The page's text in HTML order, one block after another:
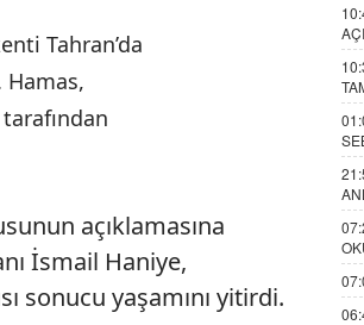
Tahran’da
Hamas,
açıklamasına
İsmail Haniye,
sonucu yaşamını yitirdi.